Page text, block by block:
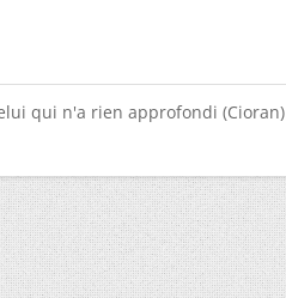
qui n'a rien approfondi (Cioran)